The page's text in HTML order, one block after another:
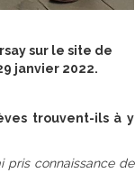
sur le site de
janvier 2022.
trouvent-ils à y
pris connaissance de